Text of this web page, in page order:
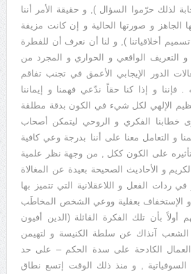
لذلك حرّموا السؤال ), و حقيقة الأمر أننا
الجاهز و صورتها الحالية و إن كانت مزيفة
أخلاقياتنا ), و لنا أن نعرف أن للفطرة
و التعريف الواقعي و الحواري و المجرد من
الدور الإيجابي الأعمق في تجنب تفاقم
فإننا و إذا كنا حقاً ندّعي فهمنا و إيماننا
الإلهي لكل شيء في الكون بدقة مطلقة
خطابنا الفكري و الروحي ليتمكن أصحاب
و التعامل معنا على أننا بدرجة وعي كافية
على الكون ككل , من وجهة نظر علمية
و الأحاديث الصحيحة بعيدة عن المغالاة
ردات الفعل و اللاعقلانية التي تتميز بها
و الإستخفاف بعقلية ووعي الشخص المخاطَب
بأن تلك الفكرة القائلة (الدين أفيون
الشعب آنذاك عن سلطة الكنيسة و لتهيمن
العمال الكادحة على سدة الحكم – على حد
السوفياتية , و منذ ذلك الوقت إتسع نطاق